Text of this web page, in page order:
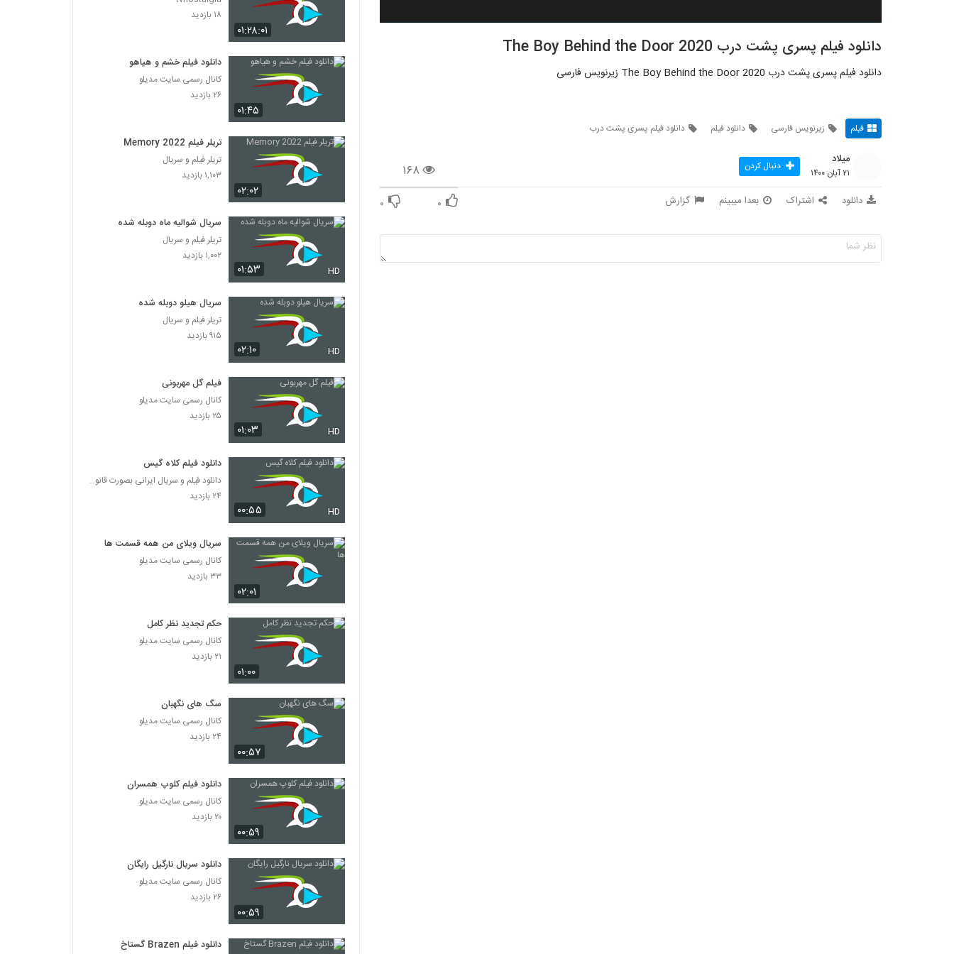
دانلود فیلم پسری پشت درب The Boy Behind the Door 2020
دانلود فیلم پسری پشت درب The Boy Behind the Door 2020 زیرنویس فارسی
فیلم زیرنویس فارسی دانلود فیلم دانلود فیلم پسری پشت درب
۱۶۸
میلاد
۲۱ آبان ۱۴۰۰ دنبال کردن
دانلود اشتراک بعدا میبینم گزارش ۰ ۰
۰۱:۲۸:۰۱
۱۸ بازدید
۰۱:۴۵
دانلود فیلم خشم و هیاهو
کانال رسمی سایت مدیلو
۲۶ بازدید
۰۲:۰۲
تریلر فیلم Memory 2022
تریلر فیلم و سریال
۱,۱۰۳ بازدید
۰۱:۵۳ HD
سریال شوالیه ماه دوبله شده
تریلر فیلم و سریال
۱,۰۰۲ بازدید
۰۲:۱۰ HD
سریال هیلو دوبله شده
تریلر فیلم و سریال
۹۱۵ بازدید
۰۱:۰۳ HD
فیلم گل مهربونی
کانال رسمی سایت مدیلو
۲۵ بازدید
۰۰:۵۵ HD
دانلود فیلم کلاه گیس
دانلود فیلم و سریال ایرانی بصورت قانونی
۲۴ بازدید
۰۲:۰۱
سریال ویلای من همه قسمت ها
کانال رسمی سایت مدیلو
۳۳ بازدید
۰۱:۰۰
حکم تجدید نظر کامل
کانال رسمی سایت مدیلو
۲۱ بازدید
۰۰:۵۷
سگ های نگهبان
کانال رسمی سایت مدیلو
۲۴ بازدید
۰۰:۵۹
دانلود فیلم کلوپ همسران
کانال رسمی سایت مدیلو
۲۰ بازدید
۰۰:۵۹
دانلود سریال نارگیل رایگان
کانال رسمی سایت مدیلو
۲۶ بازدید
دانلود فیلم Brazen گستاخ